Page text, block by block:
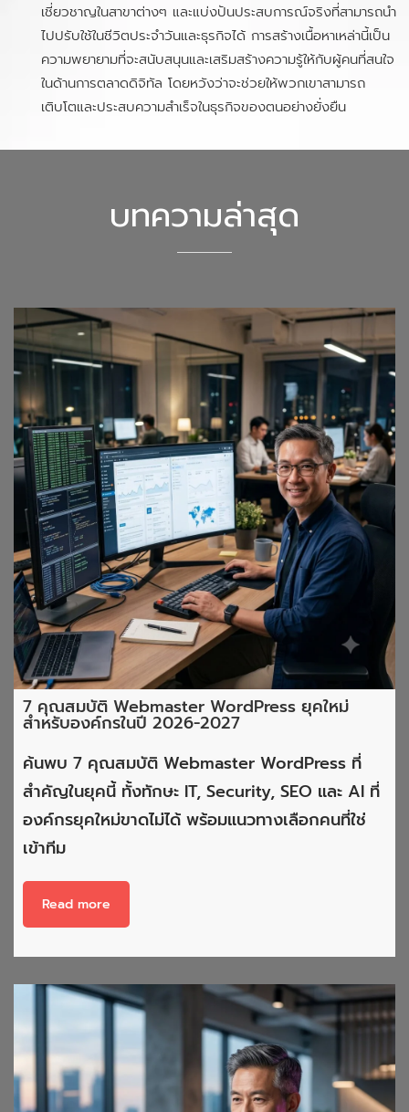
เชี่ยวชาญในสาขาต่างๆ และแบ่งปันประสบการณ์จริงที่สามารถนำ
ไปปรับใช้ในชีวิตประจำวันและธุรกิจได้ การสร้างเนื้อหาเหล่านี้เป็น
ความพยายามที่จะสนับสนุนและเสริมสร้างความรู้ให้กับผู้คนที่สนใจ
ในด้านการตลาดดิจิทัล โดยหวังว่าจะช่วยให้พวกเขาสามารถ
เติบโตและประสบความสำเร็จในธุรกิจของตนอย่างยั่งยืน
บทความล่าสุด
7 คุณสมบัติ Webmaster WordPress ยุคใหม่
สำหรับองค์กรในปี 2026-2027
ค้นพบ 7 คุณสมบัติ Webmaster WordPress ที่
สำคัญในยุคนี้ ทั้งทักษะ IT, Security, SEO และ AI ที่
องค์กรยุคใหม่ขาดไม่ได้ พร้อมแนวทางเลือกคนที่ใช่
เข้าทีม
Read more